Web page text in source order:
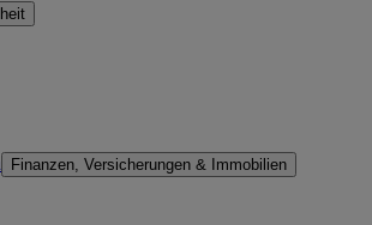
Finanzen, Versicherungen & Immobilien